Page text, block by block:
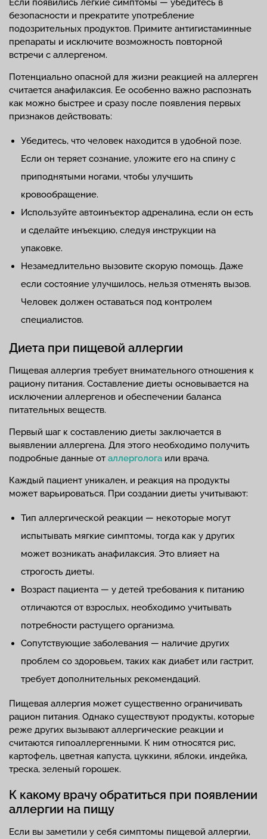
Если появились легкие симптомы — убедитесь в
безопасности и прекратите употребление
подозрительных продуктов. Примите антигистаминные
препараты и исключите возможность повторной
встречи с аллергеном.
Потенциально опасной для жизни реакцией на аллерген
считается анафилаксия. Ее особенно важно распознать
как можно быстрее и сразу после появления первых
признаков действовать:
Убедитесь, что человек находится в удобной позе.
Если он теряет сознание, уложите его на спину с
приподнятыми ногами, чтобы улучшить
кровообращение.
Используйте автоинъектор адреналина, если он есть
и сделайте инъекцию, следуя инструкции на
упаковке.
Незамедлительно вызовите скорую помощь. Даже
если состояние улучшилось, нельзя отменять вызов.
Человек должен оставаться под контролем
специалистов.
Диета при пищевой аллергии
Пищевая аллергия требует внимательного отношения к
рациону питания. Составление диеты основывается на
исключении аллергенов и обеспечении баланса
питательных веществ.
Первый шаг к составлению диеты заключается в
выявлении аллергена. Для этого необходимо получить
подробные данные от аллерголога или врача.
Каждый пациент уникален, и реакция на продукты
может варьироваться. При создании диеты учитывают:
Тип аллергической реакции — некоторые могут
испытывать мягкие симптомы, тогда как у других
может возникать анафилаксия. Это влияет на
строгость диеты.
Возраст пациента — у детей требования к питанию
отличаются от взрослых, необходимо учитывать
потребности растущего организма.
Сопутствующие заболевания — наличие других
проблем со здоровьем, таких как диабет или гастрит,
требует дополнительных рекомендаций.
Пищевая аллергия может существенно ограничивать
рацион питания. Однако существуют продукты, которые
реже других вызывают аллергические реакции и
считаются гипоаллергенными. К ним относятся рис,
картофель, цветная капуста, цуккини, яблоки, индейка,
треска, зеленый горошек.
К какому врачу обратиться при появлении
аллергии на пищу
Если вы заметили у себя симптомы пищевой аллергии,